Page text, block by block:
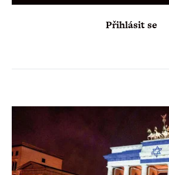
Přihlásit se